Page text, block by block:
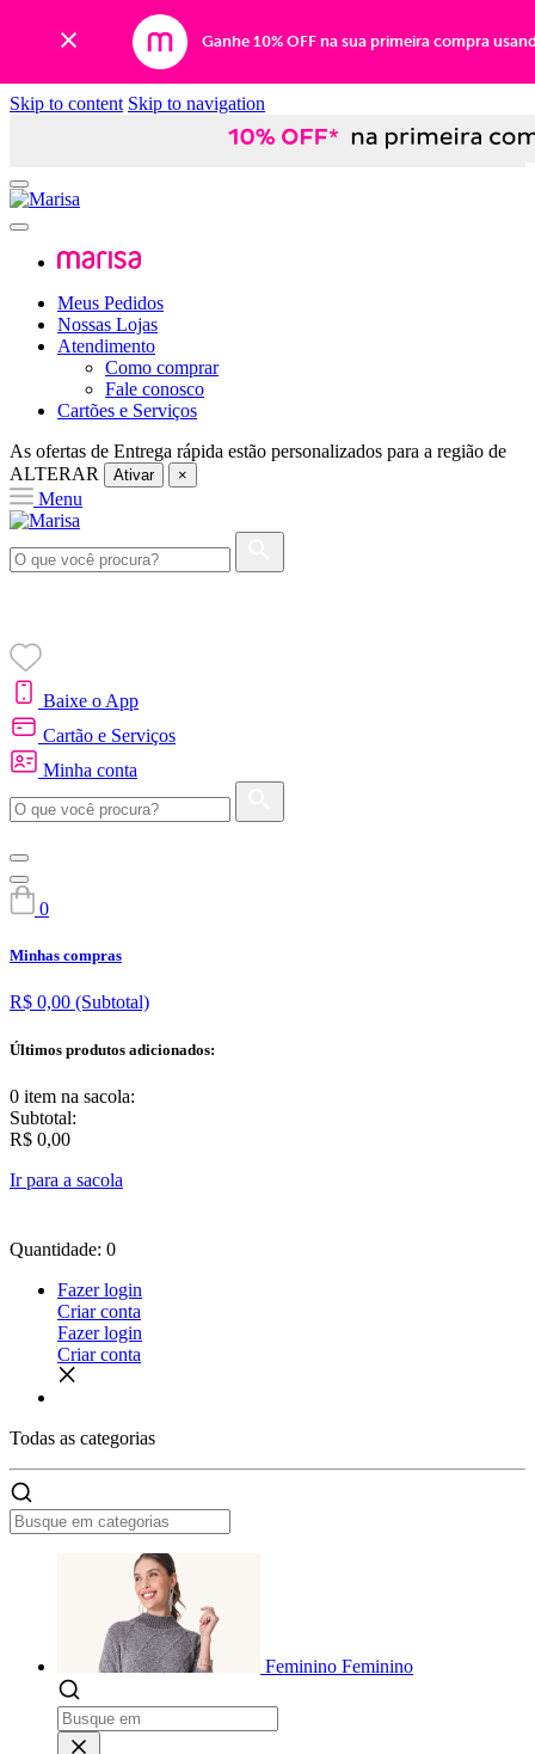
Ganhe 10% OFF na sua primeira compra
Skip to content Skip to navigation
Meus Pedidos
Nossas Lojas
Atendimento
Como comprar
Fale conosco
Cartões e Serviços
As ofertas de Entrega rápida estão personalizados para a região de
ALTERAR
Ativar ×
Menu
Baixe o App
Cartão e Serviços
Minha conta
0
Minhas compras
R$ 0,00 (Subtotal)
Últimos produtos adicionados:
0 item na sacola:
Subtotal:
R$ 0,00
Ir para a sacola
Quantidade: 0
Fazer login
Criar conta
Fazer login
Criar conta
Todas as categorias
Feminino Feminino